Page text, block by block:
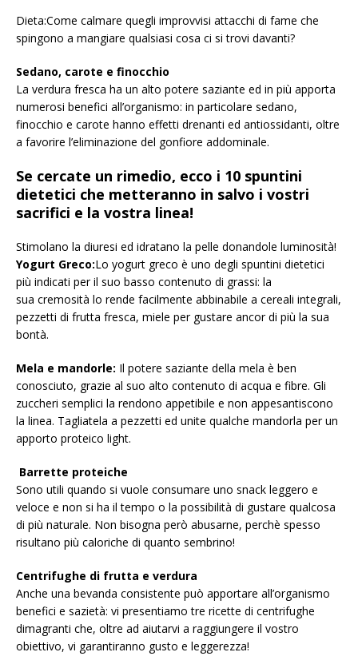
Dieta:Come calmare quegli improvvisi attacchi di fame che
spingono a mangiare qualsiasi cosa ci si trovi davanti?
Sedano, carote e finocchio
La verdura fresca ha un alto potere saziante ed in più apporta
numerosi benefici all’organismo: in particolare sedano,
finocchio e carote hanno effetti drenanti ed antiossidanti, oltre
a favorire l’eliminazione del gonfiore addominale.
Se cercate un rimedio, ecco i 10 spuntini
dietetici che metteranno in salvo i vostri
sacrifici e la vostra linea!
Stimolano la diuresi ed idratano la pelle donandole luminosità!
Yogurt Greco:Lo yogurt greco è uno degli spuntini dietetici
più indicati per il suo basso contenuto di grassi: la
sua cremosità lo rende facilmente abbinabile a cereali integrali,
pezzetti di frutta fresca, miele per gustare ancor di più la sua
bontà.
Mela e mandorle: Il potere saziante della mela è ben
conosciuto, grazie al suo alto contenuto di acqua e fibre. Gli
zuccheri semplici la rendono appetibile e non appesantiscono
la linea. Tagliatela a pezzetti ed unite qualche mandorla per un
apporto proteico light.
Barrette proteiche
Sono utili quando si vuole consumare uno snack leggero e
veloce e non si ha il tempo o la possibilità di gustare qualcosa
di più naturale. Non bisogna però abusarne, perchè spesso
risultano più caloriche di quanto sembrino!
Centrifughe di frutta e verdura
Anche una bevanda consistente può apportare all’organismo
benefici e sazietà: vi presentiamo tre ricette di centrifughe
dimagranti che, oltre ad aiutarvi a raggiungere il vostro
obiettivo, vi garantiranno gusto e leggerezza!